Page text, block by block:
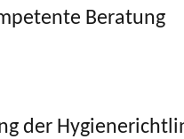
Beratung
der